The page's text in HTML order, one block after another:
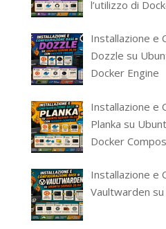
l’utilizzo di
Installazione e
Dozzle su
Docker Engine
Installazione e
Planka su
Docker
Installazione e
Vaultwarden